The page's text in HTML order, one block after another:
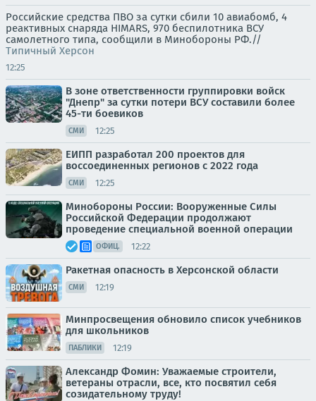
Российские средства ПВО за сутки сбили 10 авиабомб, 4
реактивных снаряда HIMARS, 970 беспилотника ВСУ
самолетного типа, сообщили в Минобороны РФ.//
Типичный Херсон
12:25
В зоне ответственности группировки войск
"Днепр" за сутки потери ВСУ составили более
45-ти боевиков
СМИ 12:25
ЕИПП разработал 200 проектов для
воссоединенных регионов с 2022 года
СМИ 12:25
Минобороны России: Вооруженные Силы
Российской Федерации продолжают
проведение специальной военной операции
ОФИЦ. 12:22
Ракетная опасность в Херсонской области
СМИ 12:19
Минпросвещения обновило список учебников
для школьников
ПАБЛИКИ 12:19
Александр Фомин: Уважаемые строители,
ветераны отрасли, все, кто посвятил себя
созидательному труду!